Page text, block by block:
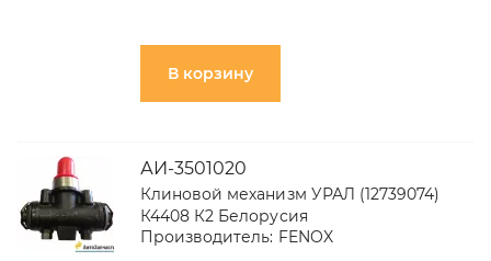
В корзину
АИ-3501020
Клиновой механизм УРАЛ (12739074)
К4408 К2 Белорусия
Производитель: FENOX